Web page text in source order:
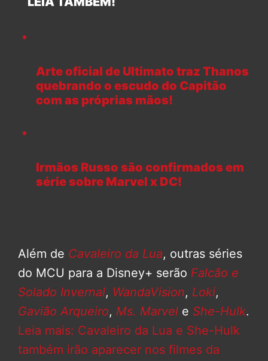
Arte oficial de Ultimato traz Thanos
quebrando o escudo do Capitão
com as próprias mãos!
Irmãos Russo são confirmados em
série sobre Marvel x DC!
Além de Cavaleiro da Lua, outras séries
do MCU para a Disney+ serão Falcão e
Solado Invernal, WandaVision, Loki,
Gavião Arqueiro, Ms. Marvel e She-Hulk.
Leia mais: Cavaleiro da Lua e She-Hulk
também irão aparecer nos filmes da